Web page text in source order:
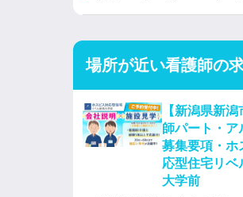
場所が近い看護師の
【新潟県新
師パート・ア
募集要項・ホ
応型住宅リ
大学前